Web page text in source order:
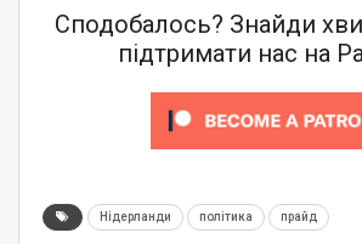
Сподобалось? Знайди
підтримати нас на
Нідерланди політика прайд